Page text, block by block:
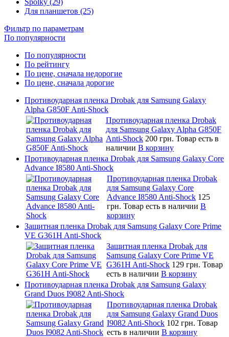
Для планшетов (25)
Фильтр по параметрам
По популярности
По популярности
По рейтингу
По цене, сначала недорогие
По цене, сначала дорогие
Противоударная пленка Drobak для Samsung Galaxy
Alpha G850F Anti-Shock
Противоударная пленка Drobak
для Samsung Galaxy Alpha G850F
Anti-Shock 200 грн. Товар есть в
наличии В корзину
Противоударная пленка Drobak для Samsung Galaxy Core
Advance I8580 Anti-Shock
Противоударная пленка Drobak
для Samsung Galaxy Core
Advance I8580 Anti-Shock 125
грн. Товар есть в наличии В
корзину
Защитная пленка Drobak для Samsung Galaxy Core Prime
VE G361H Anti-Shock
Защитная пленка Drobak для
Samsung Galaxy Core Prime VE
G361H Anti-Shock 129 грн. Товар
есть в наличии В корзину
Противоударная пленка Drobak для Samsung Galaxy
Grand Duos I9082 Anti-Shock
Противоударная пленка Drobak
для Samsung Galaxy Grand Duos
I9082 Anti-Shock 102 грн. Товар
есть в наличии В корзину